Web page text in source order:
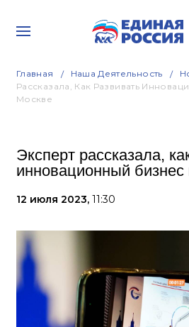
Главная Наша Деятельность
Рассказала, Как Развивать
Москве
Эксперт рассказала,
инновационный
12 июля 2023, 11:30